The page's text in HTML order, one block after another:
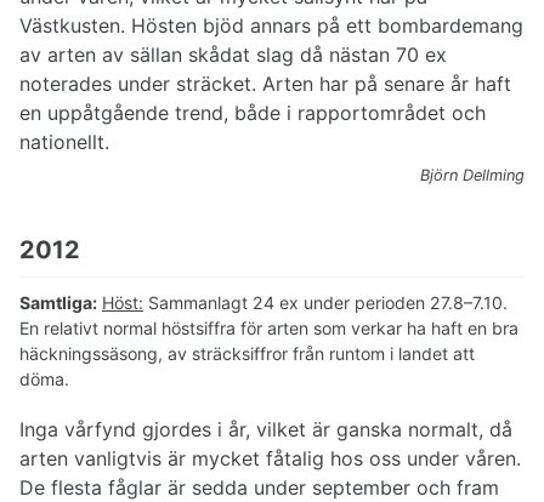
Västkusten. Hösten bjöd annars på ett bombardemang
av arten av sällan skådat slag då nästan 70 ex
noterades under sträcket. Arten har på senare år haft
en uppåtgående trend, både i rapportområdet och
nationellt.
Björn Dellming
2012
Samtliga: Höst: Sammanlagt 24 ex under perioden 27.8–7.10.
En relativt normal höstsiffra för arten som verkar ha haft en bra
häckningssäsong, av sträcksiffror från runtom i landet att
döma.
Inga vårfynd gjordes i år, vilket är ganska normalt, då
arten vanligtvis är mycket fåtalig hos oss under våren.
De flesta fåglar är sedda under september och fram